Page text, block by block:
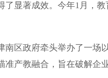
了显著成效。今年1月，
区政府牵头举办了一场以
准产教融合，旨在破解企